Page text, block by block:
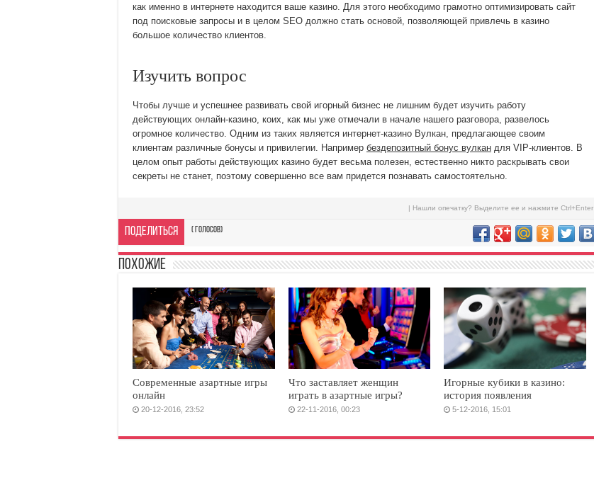
как именно в интернете находится ваше казино. Для этого необходимо грамотно оптимизировать сайт
под поисковые запросы и в целом SEO должно стать основой, позволяющей привлечь в казино
большое количество клиентов.
Изучить вопрос
Чтобы лучше и успешнее развивать свой игорный бизнес не лишним будет изучить работу
действующих онлайн-казино, коих, как мы уже отмечали в начале нашего разговора, развелось
огромное количество. Одним из таких является интернет-казино Вулкан, предлагающее своим
клиентам различные бонусы и привилегии. Например бездепозитный бонус вулкан для VIP-клиентов. В
целом опыт работы действующих казино будет весьма полезен, естественно никто раскрывать свои
секреты не станет, поэтому совершенно все вам придется познавать самостоятельно.
| Нашли опечатку? Выделите ее и нажмите Ctrl+Enter
Поделиться ( голосов)
Похожие
Современные азартные игры
онлайн
20-12-2016, 23:52
Что заставляет женщин
играть в азартные игры?
22-11-2016, 00:23
Игорные кубики в казино:
история появления
5-12-2016, 15:01